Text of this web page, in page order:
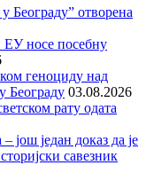
Београду” отворена
носе посебну
геноциду над
Београду 03.08.2026
рату одата
још један доказ да је
савезник